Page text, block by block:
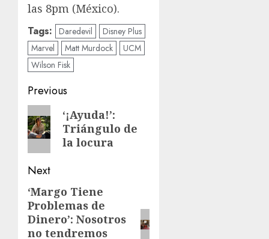
las 8pm (México).
Tags: Daredevil
Disney Plus
Marvel
Matt Murdock
UCM
Wilson Fisk
Previous
‘¡Ayuda!’:
Triángulo de
la locura
Next
‘Margo Tiene
Problemas de
Dinero’: Nosotros
no tendremos